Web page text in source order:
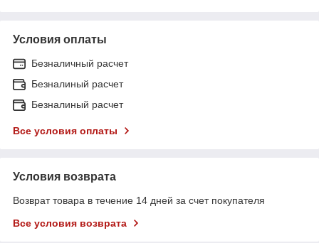
Условия оплаты
Безналичный расчет
Безналиный расчет
Безналиный расчет
Все условия оплаты
Условия возврата
Возврат товара в течение 14 дней за счет покупателя
Все условия возврата